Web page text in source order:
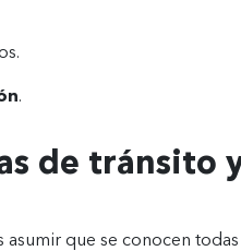
.
de tránsito
asumir que se conocen